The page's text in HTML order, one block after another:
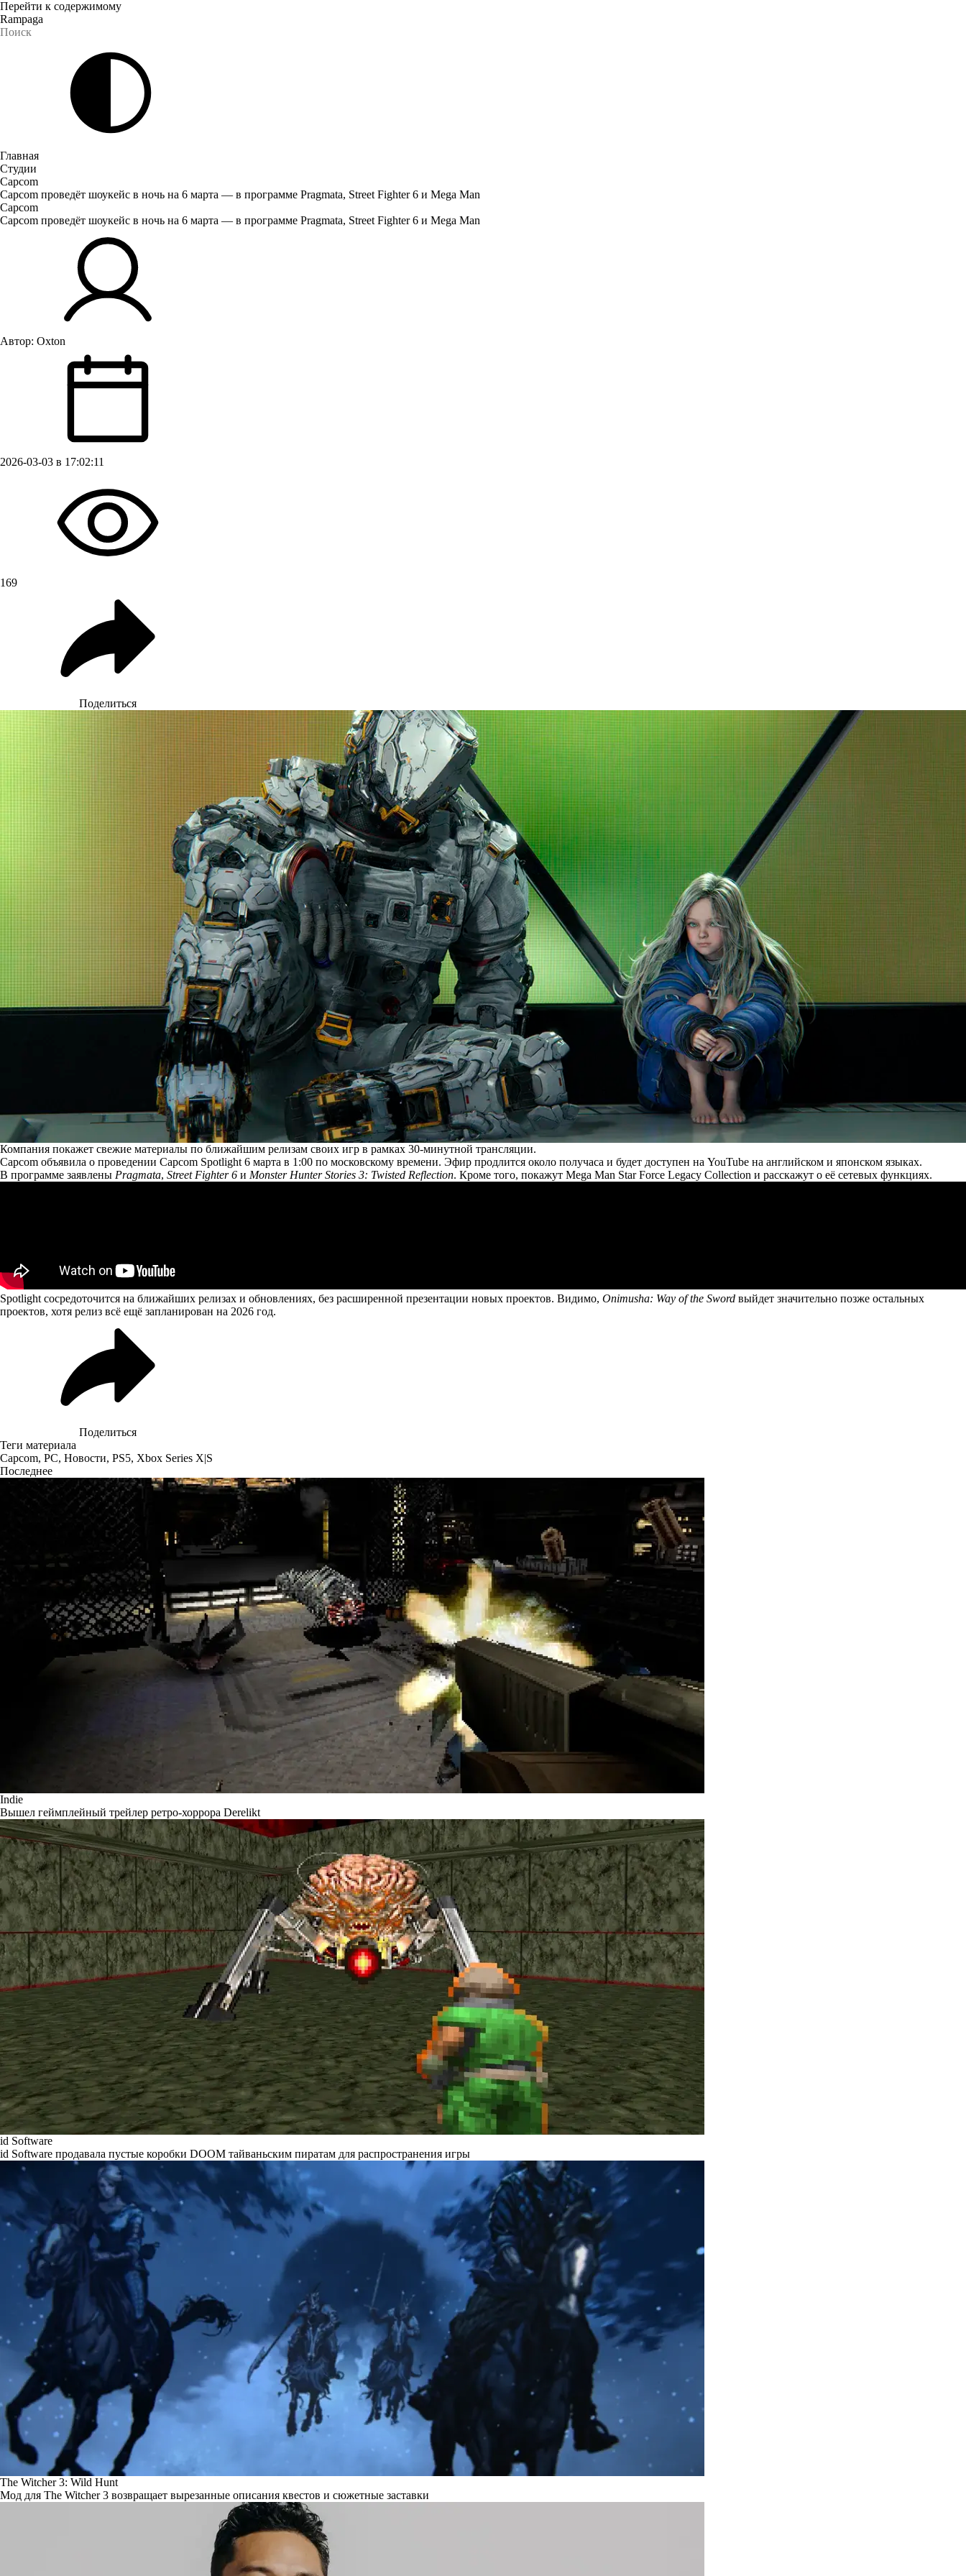
Перейти к содержимому
Rampaga
Главная
Студии
Capcom
Capcom проведёт шоукейс в ночь на 6 марта — в программе Pragmata, Street Fighter 6 и Mega Man
Capcom
Capcom проведёт шоукейс в ночь на 6 марта — в программе Pragmata, Street Fighter 6 и Mega Man
Автор: Oxton
2026-03-03 в 17:02:11
169
Поделиться
Компания покажет свежие материалы по ближайшим релизам своих игр в рамках 30-минутной трансляции.
Capcom объявила о проведении Capcom Spotlight 6 марта в 1:00 по московскому времени. Эфир продлится около получаса и будет доступен на YouTube на английском и японском языках.
В программе заявлены Pragmata, Street Fighter 6 и Monster Hunter Stories 3: Twisted Reflection. Кроме того, покажут Mega Man Star Force Legacy Collection и расскажут о её сетевых функциях.
Spotlight сосредоточится на ближайших релизах и обновлениях, без расширенной презентации новых проектов. Видимо, Onimusha: Way of the Sword выйдет значительно позже остальных
проектов, хотя релиз всё ещё запланирован на 2026 год.
Поделиться
Теги материала
Capcom, PC, Новости, PS5, Xbox Series X|S
Последнее
Indie
Вышел геймплейный трейлер ретро-хоррора Derelikt
id Software
id Software продавала пустые коробки DOOM тайваньским пиратам для распространения игры
The Witcher 3: Wild Hunt
Мод для The Witcher 3 возвращает вырезанные описания квестов и сюжетные заставки